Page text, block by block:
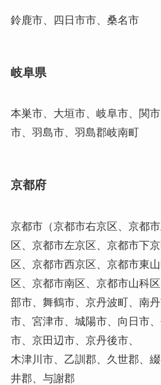
鈴鹿市、四日市市、桑名市
岐阜県
本巣市、大垣市、岐阜市、関
市、羽島市、羽島郡岐南町
京都府
京都市（京都市右京区、京都
区、京都市左京区、京都市下
区、京都市西京区、京都市東
区、京都市南区、京都市山科
部市、舞鶴市、京丹波町、南
市、宮津市、城陽市、向日市
市、京田辺市、京丹後市、
木津川市、乙訓郡、久世郡、
井郡、与謝郡